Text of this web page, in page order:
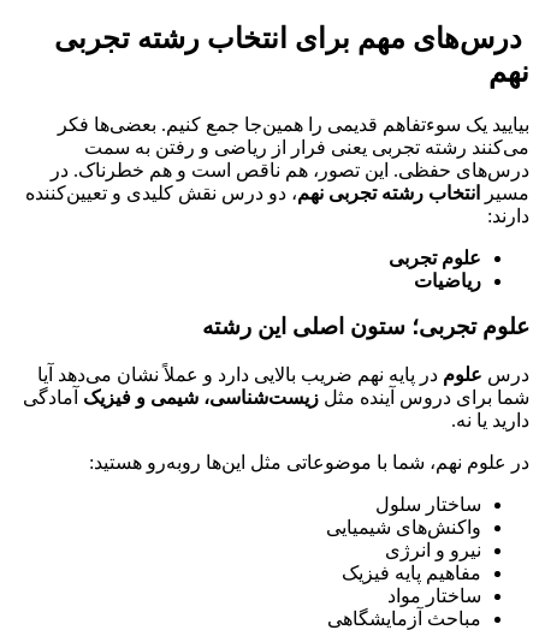
درس‌های مهم برای انتخاب رشته تجربی
نهم
بیایید یک سوءتفاهم قدیمی را همین‌جا جمع کنیم. بعضی‌ها فکر
می‌کنند رشته تجربی یعنی فرار از ریاضی و رفتن به سمت
درس‌های حفظی. این تصور، هم ناقص است و هم خطرناک. در
مسیر
انتخاب رشته تجربی نهم، دو درس نقش کلیدی و تعیین‌کننده
دارند:
علوم تجربی
ریاضیات
علوم تجربی؛ ستون اصلی این رشته
درس علوم در پایه نهم ضریب بالایی دارد و عملاً نشان می‌دهد آیا
شما برای دروس آینده مثل زیست‌شناسی، شیمی و فیزیک آمادگی
دارید یا نه.
در علوم نهم، شما با موضوعاتی مثل این‌ها روبه‌رو هستید:
ساختار سلول
واکنش‌های شیمیایی
نیرو و انرژی
مفاهیم پایه فیزیک
ساختار مواد
مباحث آزمایشگاهی